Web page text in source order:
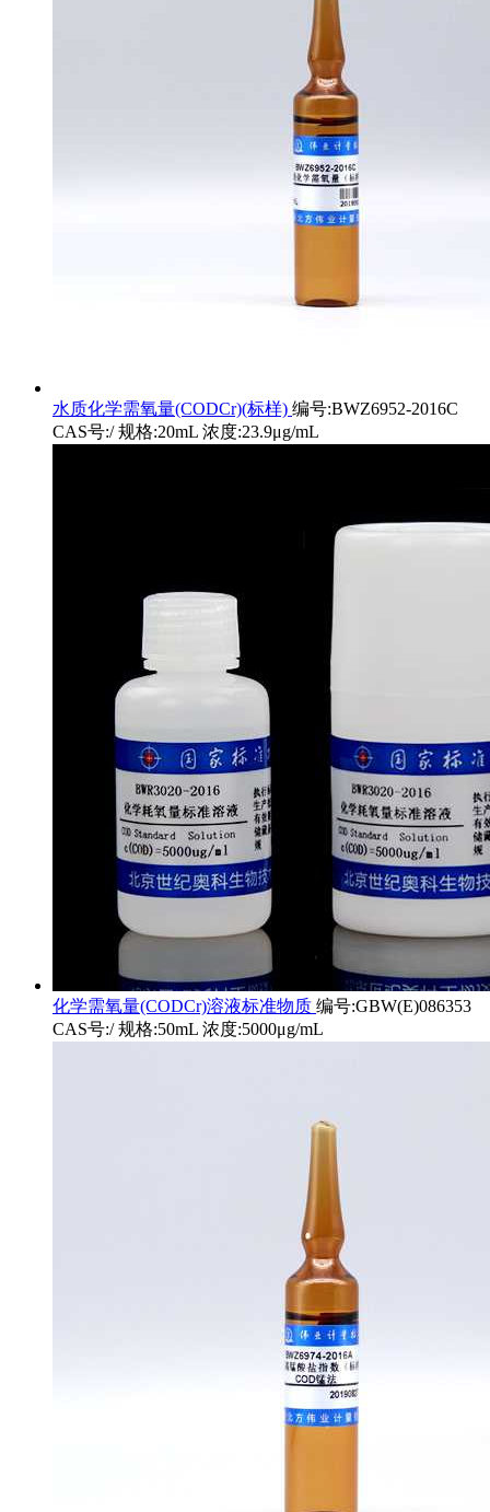
水质化学需氧量(CODCr)(标样) 编号:BWZ6952-2016C
CAS号:/ 规格:20mL 浓度:23.9μg/mL
化学需氧量(CODCr)溶液标准物质 编号:GBW(E)086353
CAS号:/ 规格:50mL 浓度:5000μg/mL